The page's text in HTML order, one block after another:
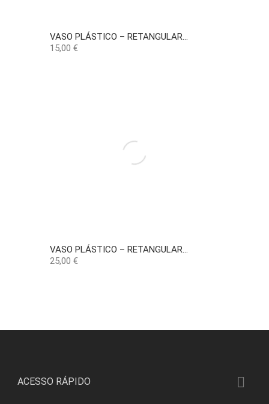
VASO PLÁSTICO – RETANGULAR...
Preço
15,00 €
VASO PLÁSTICO – RETANGULAR...
Preço
25,00 €
ACESSO RÁPIDO 